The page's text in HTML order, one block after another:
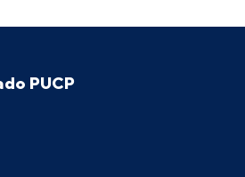
PUCP